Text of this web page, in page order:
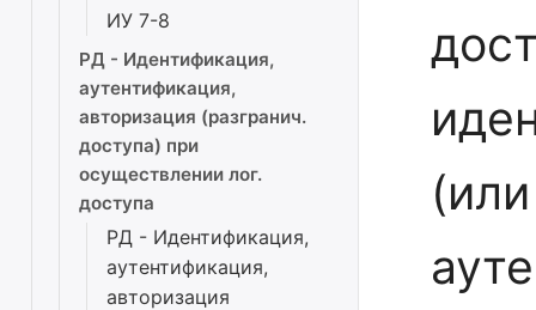
ИУ 7-8
РД - Идентификация,
аутентификация,
авторизация (разгранич.
доступа) при
осуществлении лог.
доступа
РД - Идентификация,
аутентификация,
авторизация